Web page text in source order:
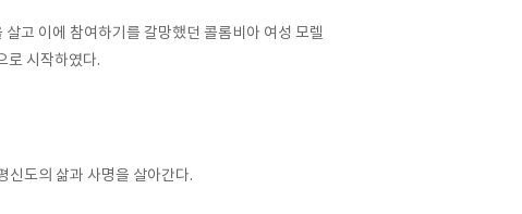
고 이에 참여하기를 갈망했던 콜롬비아 여성 모렐
시작하였다.
신도의 삶과 사명을 살아간다.